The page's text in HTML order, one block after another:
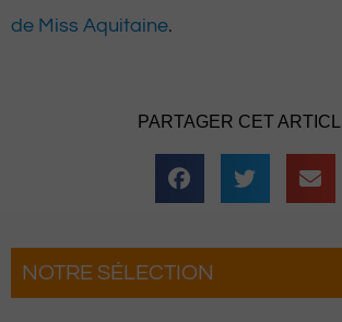
de Miss Aquitaine.
PARTAGER CET
NOTRE SÉLECTION
: Les 3 Heures de la Brouette